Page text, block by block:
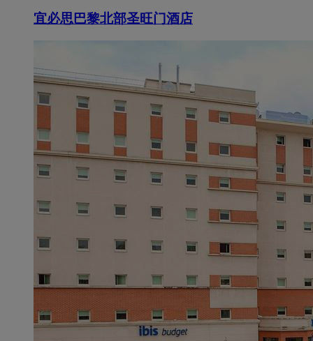
宜必思巴黎北部圣旺门酒店